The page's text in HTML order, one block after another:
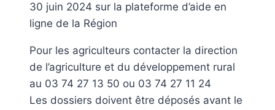
30 juin 2024 sur la plateforme d’aide en
ligne de la Région
Pour les agriculteurs contacter la direction
de l’agriculture et du développement rural
au 03 74 27 13 50 ou 03 74 27 11 24
Les dossiers doivent être déposés avant le